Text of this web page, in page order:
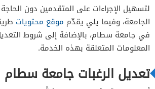
لتسهيل الإجراءات على المتقدمين دون
الجامعة، وفيما يلي يقدّم موقع محتويات
في جامعة سطام، بالإضافة إلى شروط
المعلومات المتعلقة بهذه الخدمة.
تعديل الرغبات جامعة سطام